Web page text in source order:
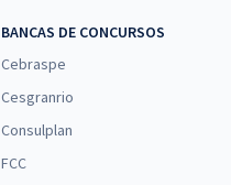
BANCAS DE CONCURSOS
Cebraspe
Cesgranrio
Consulplan
FCC